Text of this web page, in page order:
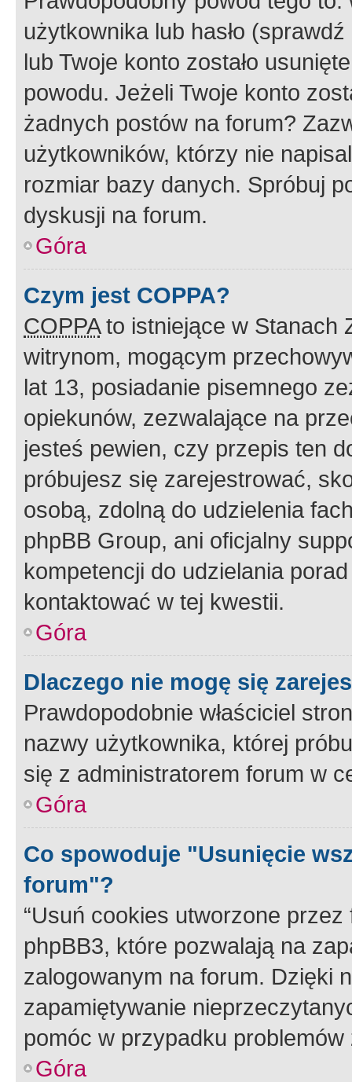
użytkownika lub hasło
lub Twoje konto zostało
powodu. Jeżeli Twoje konto
żadnych postów na forum?
użytkowników, którzy nie
rozmiar bazy danych. Spróbuj
dyskusji na forum.
Góra
Czym jest COPPA?
COPPAto istniejące w Stanach
witrynom, mogącym
lat 13, posiadanie pisemnego
opiekunów, zezwalające na
jesteś pewien, czy przepis ten
próbujesz się zarejestrować,
osobą, zdolną do udzielenia
phpBB Group, ani oficjalny
kompetencji do udzielania
kontaktować w tej kwestii.
Góra
Dlaczego nie mogę się
Prawdopodobnie właściciel
nazwy użytkownika, której
się z administratorem forum w
Góra
Co spowoduje "Usunięcie
forum"?
“Usuń cookies utworzone
phpBB3, które pozwalają na
zalogowanym na forum. Dzięki
zapamiętywanie
pomóc w przypadku
Góra